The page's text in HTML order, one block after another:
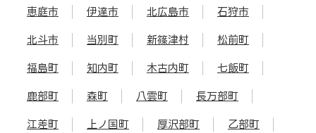
恵庭市 伊達市 北広島市 石狩市
北斗市 当別町 新篠津村 松前町
福島町 知内町 木古内町 七飯町
鹿部町 森町 八雲町 長万部町
江差町 上ノ国町 厚沢部町 乙部町